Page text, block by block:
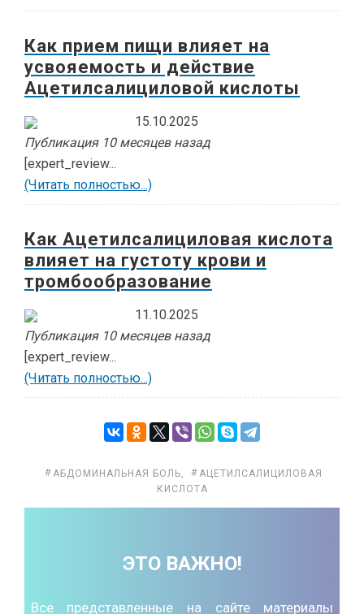
Как прием пищи влияет на
усвояемость и действие
Ацетилсалициловой кислоты
15.10.2025
Публикация 10 месяцев назад
[expert_review...
(Читать полностью...)
Как Ацетилсалициловая кислота
влияет на густоту крови и
тромбообразование
11.10.2025
Публикация 10 месяцев назад
[expert_review...
(Читать полностью...)
АБДОМИНАЛЬНАЯ БОЛЬ,
АЦЕТИЛСАЛИЦИЛОВАЯ
КИСЛОТА
ЭТО ВАЖНО!
Все представленные на сайте материалы